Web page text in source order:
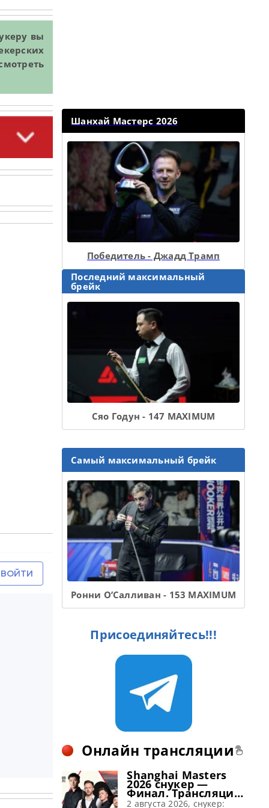
вы
Шанхай Мастерс 2026
Победитель - Джадд Трамп
Последний максимальный
брейк
Сяо Годун - 147 MAXIMUM
Самый максимальный брейк
Ронни О’Салливан - 153 MAXIMUM
Присоединяйтесь!!!
Онлайн трансляции
Shanghai Masters
2026 снукер —
Финал. Трансляции
расписание
2 августа 2026, снукер: